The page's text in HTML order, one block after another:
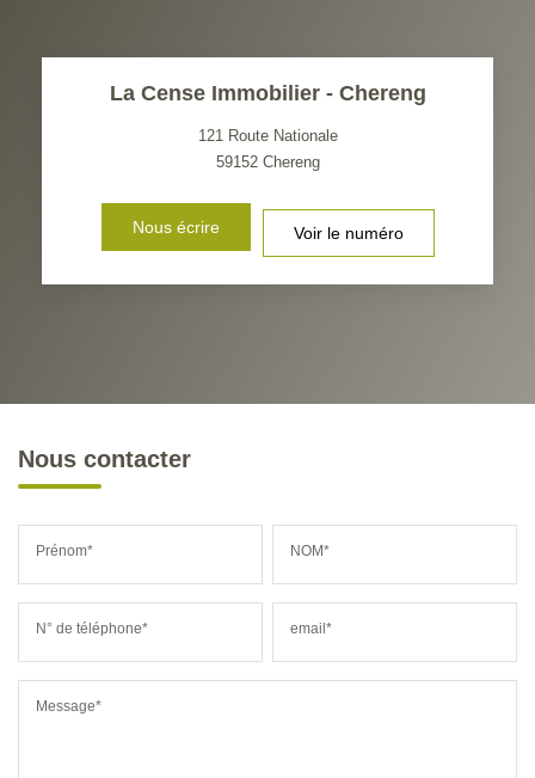
La Cense Immobilier - Chereng
121 Route Nationale
59152 Chereng
Nous écrire Voir le numéro
Nous contacter
Prénom* NOM*
N° de téléphone* email*
Message*